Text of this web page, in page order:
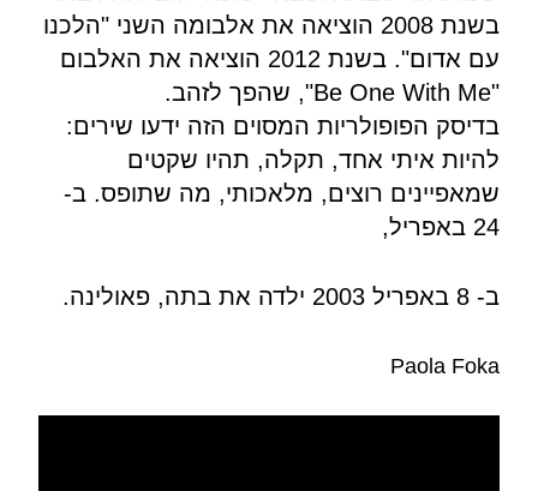
בשנת 2008 הוציאה את אלבומה השני "הלכנו
עם אדום". בשנת 2012 הוציאה את האלבום
"Be One With Me", שהפך לזהב.
בדיסק הפופולריות המסוים הזה ידעו שירים:
להיות איתי אחד, תקלה, תהיו שקטים
שמאפיינים רוצים, מלאכותי, מה שתופס. ב-
24 באפריל,
ב- 8 באפריל 2003 ילדה את בתה, פאולינה.
Paola Foka